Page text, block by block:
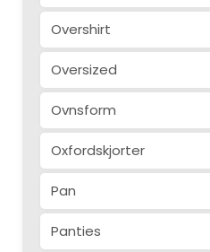
Overshirt
Oversized
Ovnsform
Oxfordskjorter
Pan
Panties